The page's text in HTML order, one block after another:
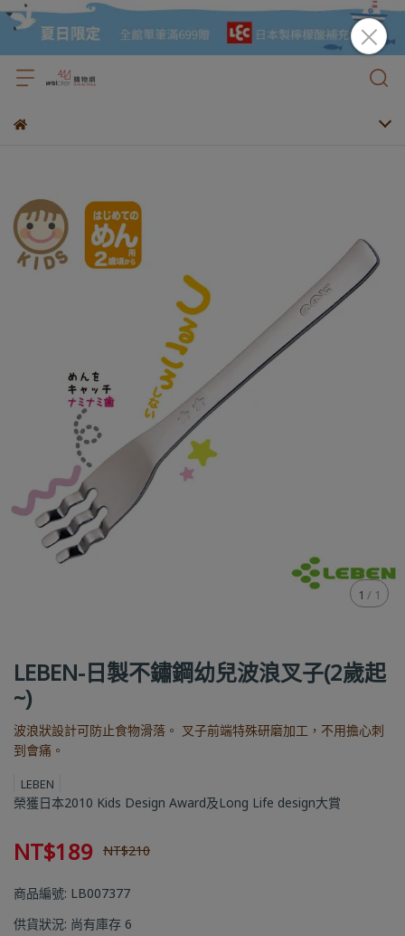
1 / 1
LEBEN-日製不鏽鋼幼兒波浪叉子(2歲起
~)
波浪狀設計可防止食物滑落。 叉子前端特殊研磨加工，不用擔心刺
到會痛。
LEBEN
榮獲日本2010 Kids Design Award及Long Life design大賞
NT$189 NT$210
商品編號: LB007377
供貨狀況: 尚有庫存 6